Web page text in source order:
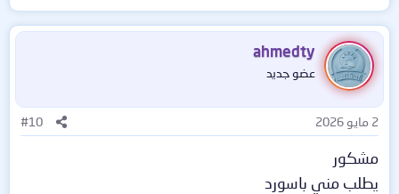
ahmedty
عضو جديد
2 مايو 2026 #10
مشكور
يطلب مني باسورد